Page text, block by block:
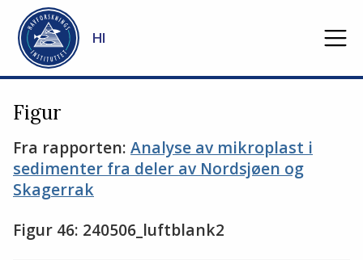
Gå til hovedinnhold
HI
Figur
Fra rapporten: Analyse av mikroplast i
sedimenter fra deler av Nordsjøen og
Skagerrak
Figur 46: 240506_luftblank2